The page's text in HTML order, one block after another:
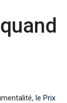
le Prix